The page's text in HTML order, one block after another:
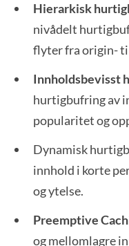
Hierarkisk
nivådelt
flyter fra origin-
Innholdsbevisst
hurtigbufring av
popularitet og
Dynamisk
innhold i korte
og ytelse.
Preemptive
og mellomlagre